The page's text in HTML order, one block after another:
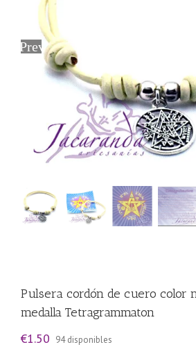
Previous
Pulsera cordón de cuero color
medalla Tetragrammaton
€1.50 94 disponibles